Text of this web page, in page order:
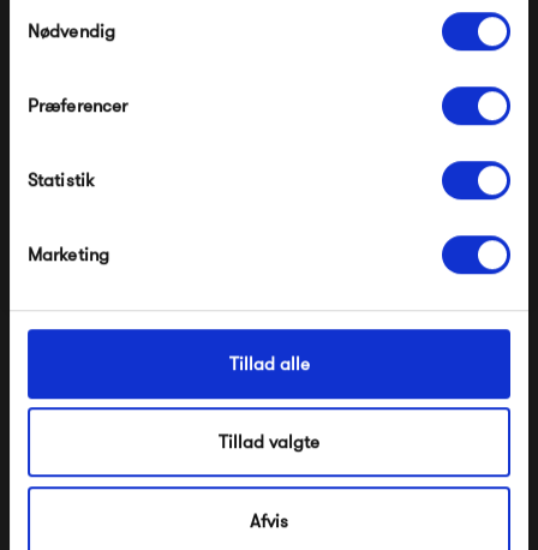
Nødvendig
Præferencer
Statistik
Marketing
Tillad alle
Tillad valgte
Afvis
17 200,00 kr 8 660,00 kr
*Ved at tilmelde dig accepterer du at modtage e-